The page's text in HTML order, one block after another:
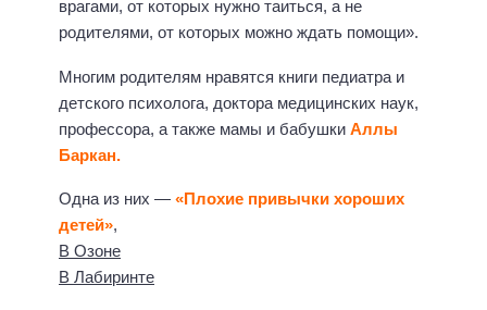
врагами, от которых нужно таиться, а не
родителями, от которых можно ждать помощи».
Многим родителям нравятся книги педиатра и
детского психолога, доктора медицинских наук,
профессора, а также мамы и бабушки Аллы
Баркан.
Одна из них — «Плохие привычки хороших
детей»,
В Озоне
В Лабиринте